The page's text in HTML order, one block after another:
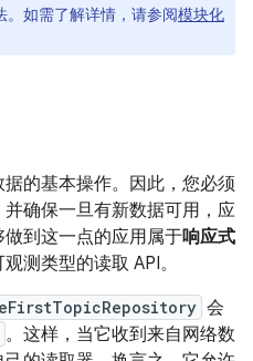
如需了解详情，请参阅模块化
的基本操作。因此，您必须
确保一旦有新数据可用，应
到这一点的应用属于响应式
测类型的读取 API。
会
。这样，当它收到来自网络数